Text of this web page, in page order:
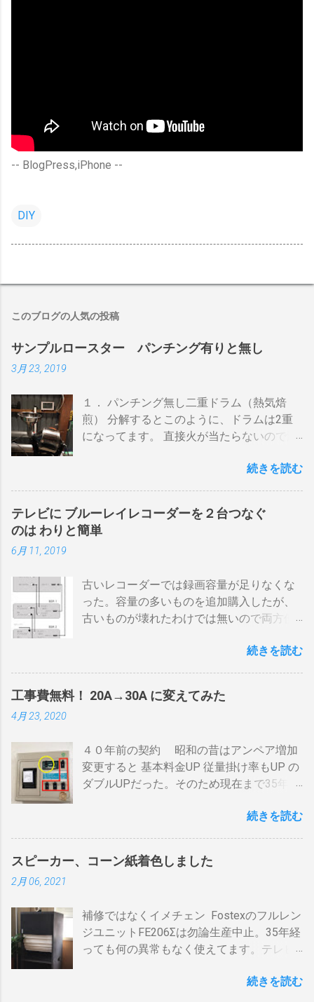
-- BlogPress,iPhone --
DIY
このブログの人気の投稿
サンプルロースター パンチング有りと無し
3月 23, 2019
１． パンチング無し二重ドラム（熱気焙
煎） 分解するとこのように、ドラムは2重
になってます。 直接火が当たらないので温
温度計が使える（ドラム内の温度が測れ
ドラムだから熱伝導に時間がかかる） 多少
の蓄熱効果はある チャフが飛び散らない 焙
煎中、外気温や風による温度変化は殆どな
げても即座に反応しない ガスコンロでは熱
量に限界があり１ハゼ８分以内でなら200g
前後が限界。 300g以上はガスコンロの強火
煎は無理。 外側ドラム→空気層→内側ドラ
ムの順で熱が伝わるので、温度変化には時
間がかかります。それを予測したうえでの
煎りあがりのタイミングを考慮しなくては
火傷や洋服の焦げにも注意が必要です。 2
重ドラムで通気性が殆ど無い とうこと。熱
し難く冷めにくいのが特徴。 ２．パンチン
早い話が「 回転式炙り焼き 」です。熱は素
通りで蓄熱は不可。ガスコンロの炎がその
まま反映します。中火で200gなら6分程度
勿論焦げます。放置すれば燃えます。風に
よる炎の揺れや、ドラムに風が入るとすぐ
温度が下がります。 メリット 火力に対する
反応が早い。（蓄熱はゼロ） 二重ドラムに
比べて短時間で焙煎できる チャフがドラム
の中に溜まらない デメリット ザルのように
続きを読む
テレビに ブルーレイレコーダーを２台つなぐ
のは わりと簡単
6月 11, 2019
古いレコーダーでは録画容量が足りなくな
った。容量の多いものを追加購入したが、
古いものが壊れたわけでは無いので両方使
利用する） アンテナ→BDR２→BDR１→テ
「 BDR 」と略します。 アンテナ信号は、
それぞれのアンテナ入力から出力へと繰り
るとアンテナ信号が弱まりアンテナ利得が
落ち、増幅器が必要になるでしょう。 壁の
アンテナ端子から「地上波」と「 BS 」に
波の接続（アンテナケーブル２本必要）※
１ 地上波のアンテナケーブルをBDR２の
「地上波アンテナ入力」端子へ接続 BDR２
の地上波の「テレビへ（出力）」端子と
（出力）」端子とテレビの「地上デジタ
ル」端子をアンテナケーブルで接続しま
す。 BSの接続（アンテナケーブル２本必
「BSアンテナ入力」端子へ接続 BDR２の
続きを読む
工事費無料！ 20A→30A に変えてみた
4月 23, 2020
４０年前の契約 昭和の昔はアンペア増加
変更すると 基本料金UP 従量掛け率もUP の
ダブルUPだった。そのため現在まで35年
力のHPで容量シュミレーションで我が家の
気毛布２、エアコン、FFクリーンヒータ
ー・電気ストーブ、ドライヤー、照明15、
２・トースター、炊飯器・・・・。 を合計
してみると 「70アンペア必要」 と表示され
た。７０アンペアは高額になりそうで流石
ーカー、赤色が安全ブレーカー。安全ブレ
続きを読む
スピーカー、コーン紙着色しました
2月 06, 2021
補修ではなくイメチェン Fostexのフルレン
ジユニットFE206Σは勿論生産中止。35年経
っても何の異常もなく使えてます。テレビ
で使ってます。リタイヤしてからは音量を
続きを読む